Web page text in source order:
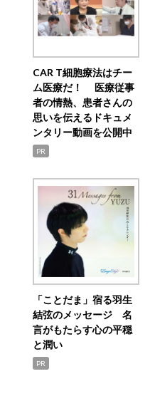
CAR T細胞療法はチー
ム医療だ！ 医療従事
者の情熱、患者さんの
思いを伝えるドキュメ
ンタリー動画を公開中
PR
「ことだま」宿る羽生
結弦のメッセージ 名
言がもたらす心の平穏
と潤い
PR